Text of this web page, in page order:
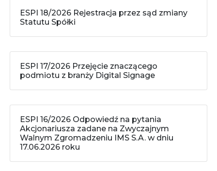
ESPI 18/2026 Rejestracja przez sąd zmiany
Statutu Spółki
ESPI 17/2026 Przejęcie znaczącego
podmiotu z branży Digital Signage
ESPI 16/2026 Odpowiedź na pytania
Akcjonariusza zadane na Zwyczajnym
Walnym Zgromadzeniu IMS S.A. w dniu
17.06.2026 roku